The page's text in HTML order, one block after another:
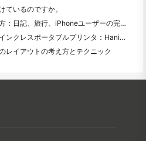
ているのですか。
ポケットフォトプリンタの選び方：日記、旅行、iPhoneユーザーの完全ガイド
旅行、学校、モバイルに最適なインクレスポータブルプリンタ：Hanin MT 620 Pro評価
レイアウトの考え方とテクニック